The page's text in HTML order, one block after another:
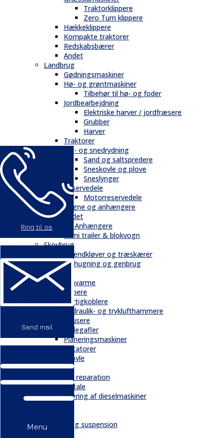
Ring til os
Send mail
Menu
Traktorklippere
Zero Turn klippere
Hækkeklippere
Kompakte traktorer
Redskabsbærer
Andet
Landbrug
Gødningsmaskiner
Hø- og grøntmaskiner
Tilbehør til hø- og foder
Jordbearbejdning
Elektriske harver / jordfræsere
Grubber
Harver
Traktorer
Vej- og snedrydning
Sand og saltspredere
Sneskovle og plove
Sneslynger
Reservedele
Motorreservedele
Vogne og anhængere
Andet
Trailere / Anhængere
Semi trailer & blokvogn
Skovbrug
Brændkløver og træskærer
Flishugning og genbrug
Tilbehør
Gravarme
Gribere
Hurtigkoblere
Hydraulik- og tryklufthammere
Knusere
Pallegafler
Planeringsmaskiner
Rotatorer
Skovle
Service
Service & reparation
Serviceaftale
Elektrificering af dieselmaskiner
Chassis og suspension